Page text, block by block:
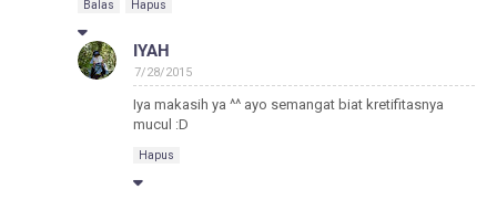
Balas Hapus
IYAH
7/28/2015
Iya makasih ya ^^ ayo semangat biat kretifitasnya
mucul :D
Hapus